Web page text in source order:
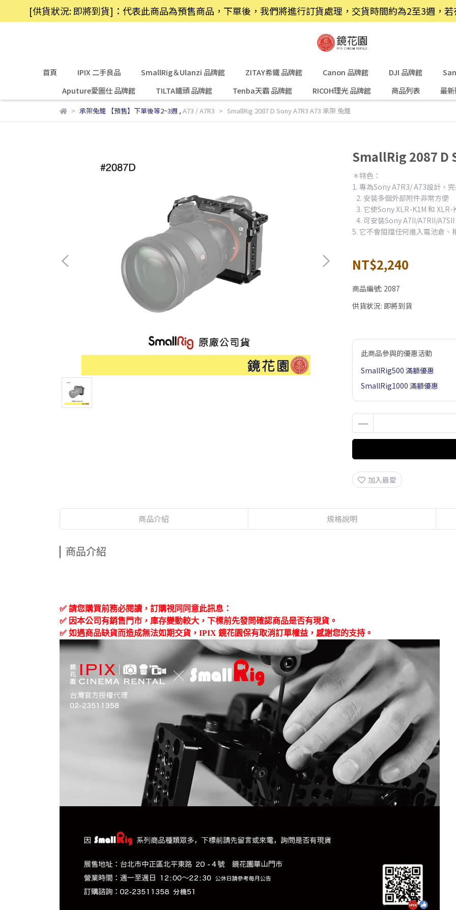
[供貨狀況: 即將到貨]：代表此商品為預售商品，下單後，我們將進行訂貨處理，交貨時間約為2至3週，
首頁 IPIX 二手良品 SmallRig＆Ulanzi 品牌館 ZITAY希鐵 品牌館 Canon 品牌館 DJI 品牌館
Aputure愛圖仕 品牌館
TILTA鐵頭 品牌館 Tenba天霸 品牌館 RICOH理光 品牌館 商品列表 最
承架兔籠 【預售】下單後等2~3週 , A73 / A7R3 SmallRig 2087 D Sony A7R3 A73 承架 兔籠
SmallRig 2087 D
＊特色：
1. 專為Sony A7R3/ A73設計，
2. 安裝多個外部附件非常方便
3. 它使Sony XLR-K1M 和
4. 可安裝Sony A7II/A7RII/
5. 它不會阻擋任何進入電池倉、
NT$2,240
商品編號: 2087
供貨狀況: 即將到貨
此商品參與的優惠活動
SmallRig500 滿額優惠
SmallRig1000 滿額優惠
加入最愛
商品介紹 規格說明
商品介紹
✅ 請您購買前務必閱讀，訂購視同同意此訊息：
✅ 因本公司有銷售門市，庫存變動較大，下標前先發問確認商品是否有現貨。
✅ 如遇商品缺貨而造成無法如期交貨， IPIX 鏡花園保有取消訂單權益，感謝您的支持。